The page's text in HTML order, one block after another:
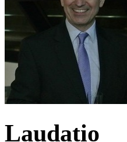
Laudatio